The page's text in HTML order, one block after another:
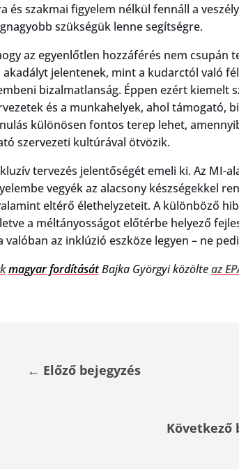
szakmai figyelem nélkül fennáll a
szükségük lenne segítségre.
az egyenlőtlen hozzáférés nem csupán
jelentenek, mint a kudarctól való
bizalmatlanság. Éppen ezért kiemelt
és a munkahelyek, ahol támogató,
különösen fontos terep lehet,
szervezeti kultúrával ötvözik.
tervezés jelentőségét emeli ki. Az MI-
vegyék az alacsony készségekkel
eltérő élethelyzeteit. A különböző
a méltányosságot előtérbe helyező
valóban az inklúzió eszköze legyen – ne
magyar fordításátBajka Györgyi közölteaz
← Előző bejegyzés
Következő